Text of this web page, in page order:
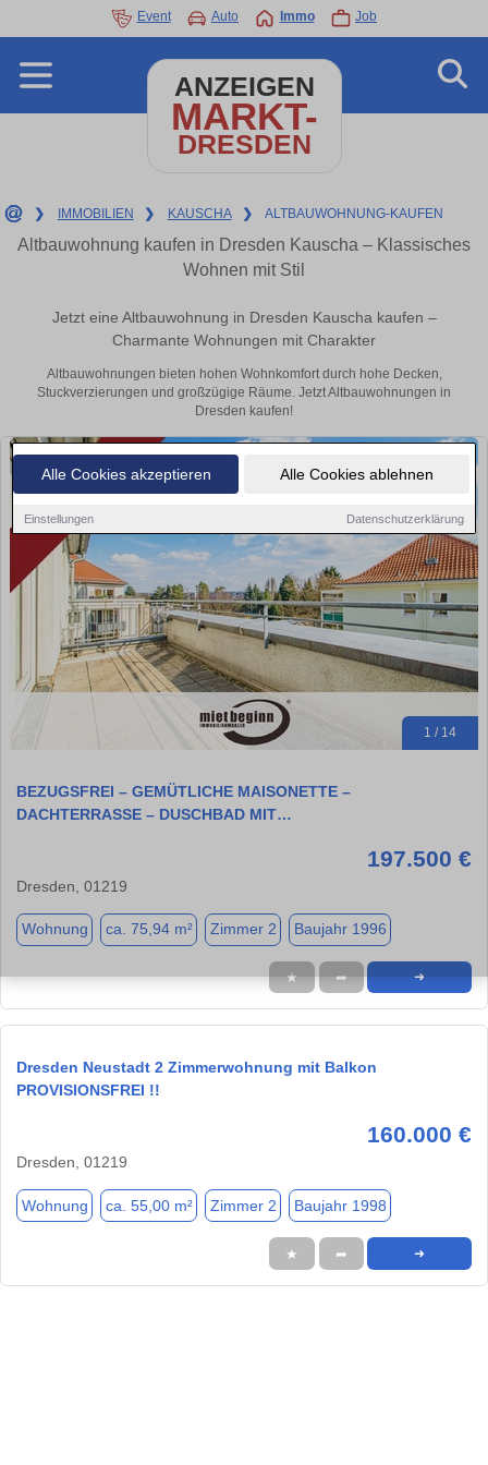
Alle Cookies akzeptieren Alle Cookies ablehnen
Einstellungen Datenschutzerklärung
Event Auto Immo Job
ANZEIGEN
MARKT-
DRESDEN
❯ IMMOBILIEN ❯ KAUSCHA ❯ ALTBAUWOHNUNG-KAUFEN
Altbauwohnung kaufen in Dresden Kauscha – Klassisches
Wohnen mit Stil
Jetzt eine Altbauwohnung in Dresden Kauscha kaufen –
Charmante Wohnungen mit Charakter
Altbauwohnungen bieten hohen Wohnkomfort durch hohe Decken,
Stuckverzierungen und großzügige Räume. Jetzt Altbauwohnungen in
Dresden kaufen!
1 / 14
BEZUGSFREI – GEMÜTLICHE MAISONETTE –
DACHTERRASSE – DUSCHBAD MIT…
197.500 €
Dresden, 01219
Wohnung ca. 75,94 m² Zimmer 2 Baujahr 1996
★ ➦ ➜
Dresden Neustadt 2 Zimmerwohnung mit Balkon
PROVISIONSFREI !!
160.000 €
Dresden, 01219
Wohnung ca. 55,00 m² Zimmer 2 Baujahr 1998
★ ➦ ➜